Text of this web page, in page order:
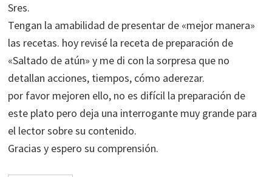
Sres.
Tengan la amabilidad de presentar de «mejor manera»
las recetas. hoy revisé la receta de preparación de
«Saltado de atún» y me di con la sorpresa que no
detallan acciones, tiempos, cómo aderezar.
por favor mejoren ello, no es difícil la preparación de
este plato pero deja una interrogante muy grande para
el lector sobre su contenido.
Gracias y espero su comprensión.